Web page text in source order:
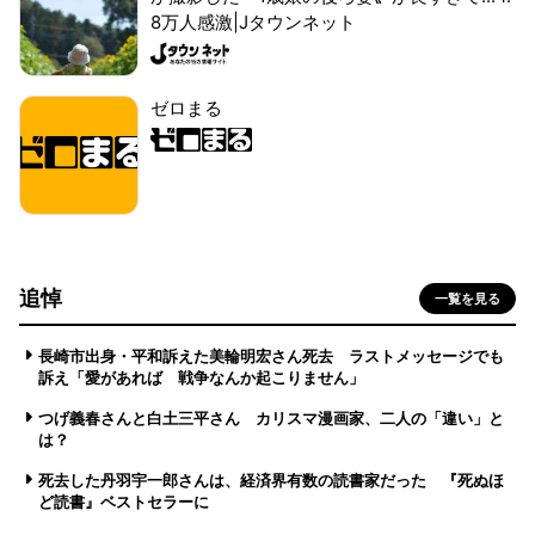
8万人感激|Jタウンネット
ゼロまる
追悼 一覧を見る
長崎市出身・平和訴えた美輪明宏さん死去 ラストメッセージでも
訴え「愛があれば 戦争なんか起こりません」
つげ義春さんと白土三平さん カリスマ漫画家、二人の「違い」と
は？
死去した丹羽宇一郎さんは、経済界有数の読書家だった 『死ぬほ
ど読書』ベストセラーに